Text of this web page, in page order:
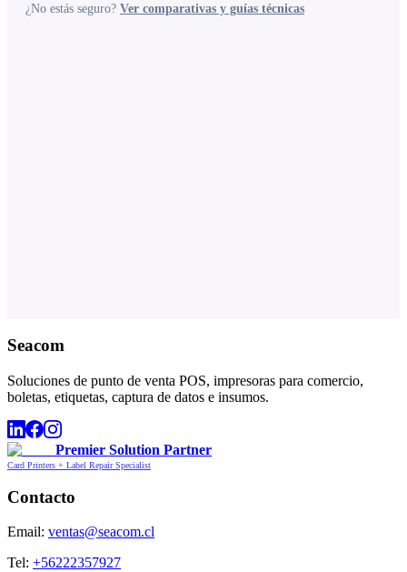
¿No estás seguro? Ver comparativas y guías técnicas
Seacom
Soluciones de punto de venta POS, impresoras para comercio,
boletas, etiquetas, captura de datos e insumos.
Premier Solution Partner
Card Printers + Label Repair Specialist
Contacto
Email: ventas@seacom.cl
Tel: +56222357927